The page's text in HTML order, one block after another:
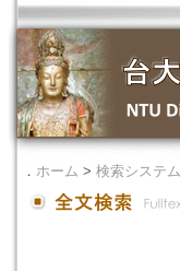
． ホーム > 検索システム